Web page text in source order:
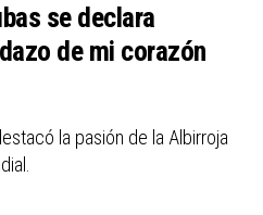
se declara
de mi corazón
la pasión de la Albirroja